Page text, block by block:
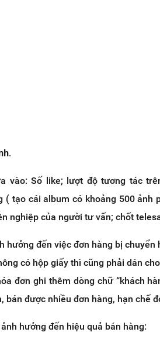
vào: Số like; lượt độ tương tác
( tạo cái album có khoảng 500 ảnh
nghiệp của người tư vấn; chốt
hưởng đến việc đơn hàng bị chuyển
có hộp giấy thì cũng phải dán
đơn ghi thêm dòng chữ “khách
bán được nhiều đơn hàng, hạn chế
hưởng đến hiệu quả bán hàng: